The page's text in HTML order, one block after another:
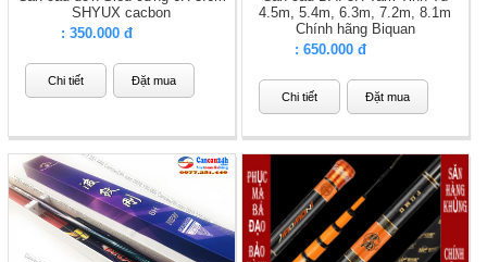
SHYUX cacbon
: 350.000 đ
Chi tiết Đặt mua
4.5m, 5.4m, 6.3m, 7.2m, 8.1m
Chính hãng Biquan
: 650.000 đ
Chi tiết Đặt mua